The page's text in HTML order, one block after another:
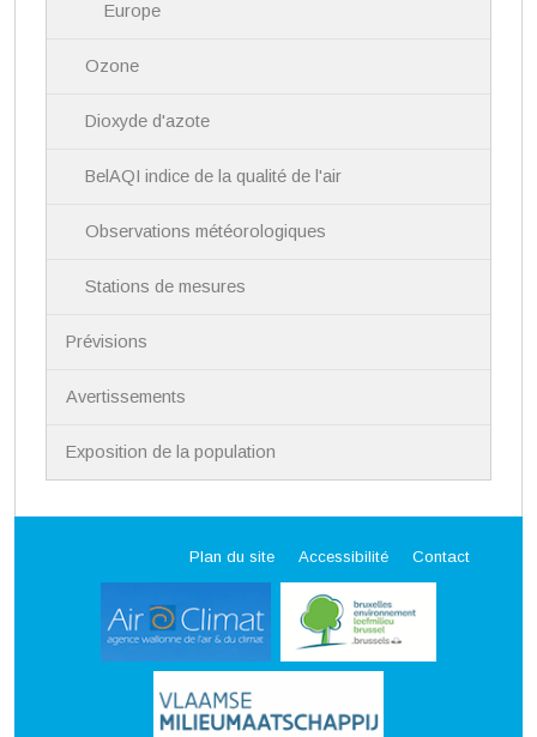
Europe
Ozone
Dioxyde d'azote
BelAQI indice de la qualité de l'air
Observations météorologiques
Stations de mesures
Prévisions
Avertissements
Exposition de la population
Plan du site Accessibilité Contact